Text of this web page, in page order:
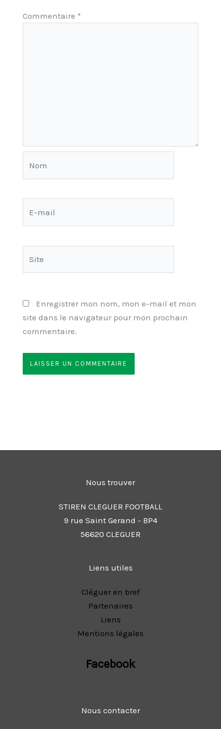
Commentaire *
Enregistrer mon nom, mon e-mail et mon
site dans le navigateur pour mon prochain
commentaire.
Nous trouver
STIREN CLEGUER FOOTBALL
9 rue Saint Gerand - BP4
56620 CLEGUER
Liens utiles
Cléguer en bref
Partenaires
Liens
Mentions légales
Facebook
Nous contacter